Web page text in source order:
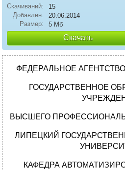
Скачиваний:
15
Добавлен:
20.06.2014
Размер:
5 Мб
Скачать
ФЕДЕРАЛЬНОЕ
ГОСУДАРСТВЕННОЕ
ВЫСШЕГО
ЛИПЕЦКИЙ
КАФЕДРА